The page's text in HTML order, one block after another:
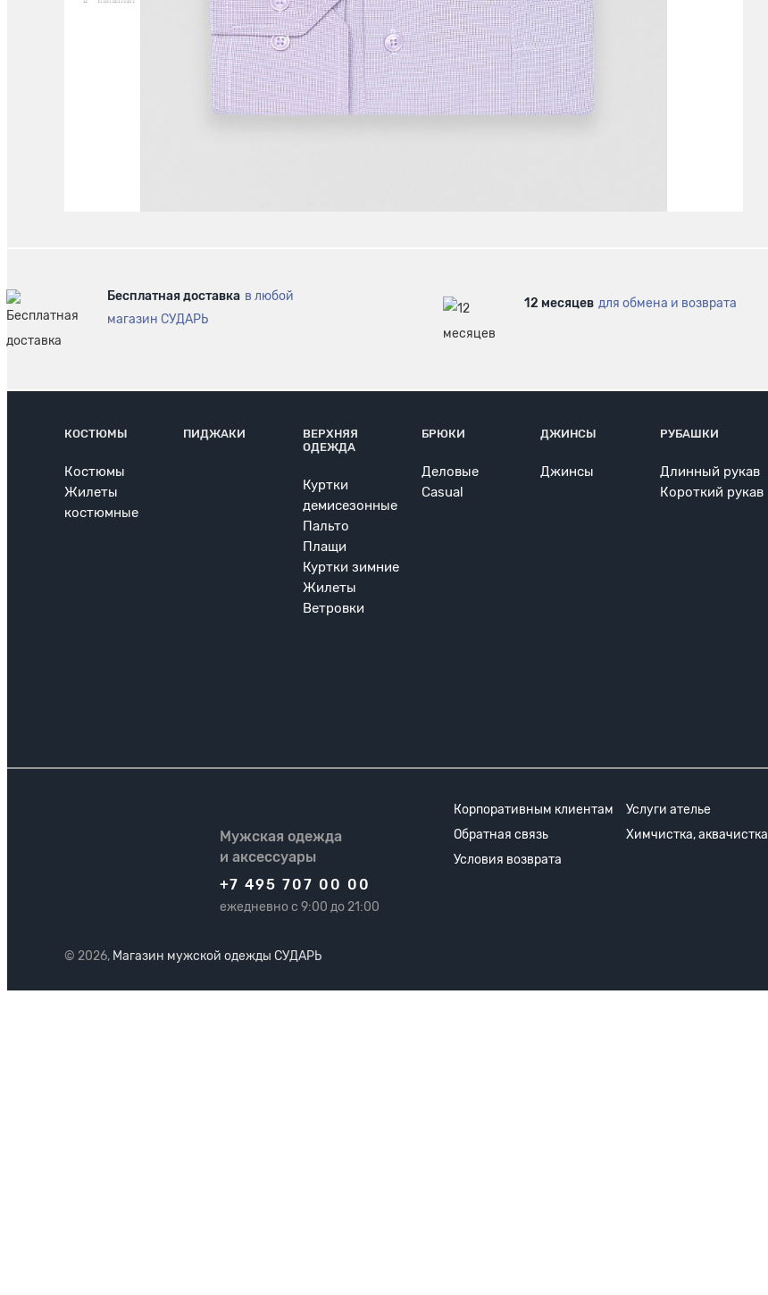
Бесплатная доставка в любой
магазин СУДАРЬ
12 месяцев для обмена и возврата
КОСТЮМЫ
Костюмы
Жилеты
костюмные
ПИДЖАКИ
ВЕРХНЯЯ
ОДЕЖДА
Куртки
демисезонные
Пальто
Плащи
Куртки зимние
Жилеты
Ветровки
БРЮКИ
Деловые
Casual
ДЖИНСЫ
Джинсы
РУБАШКИ
Длинный рукав
Короткий рукав
Мужская одежда
и аксессуары
+7 495 707 00 00
ежедневно с 9:00 до 21:00
Корпоративным клиентам
Услуги ателье
Обратная связь
Химчистка, аквачистка
Условия возврата
© 2026, Магазин мужской одежды СУДАРЬ